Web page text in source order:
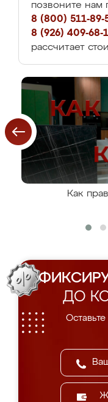
позвоните нам
8 (800) 511-89-
8 (926) 409-68-
рассчитает
Как
ДО